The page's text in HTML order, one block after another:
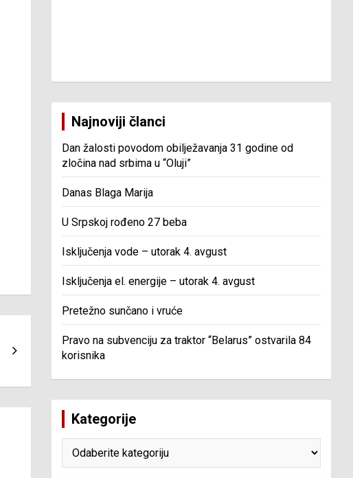
Najnoviji članci
Dan žalosti povodom obilježavanja 31 godine od
zločina nad srbima u “Oluji”
Danas Blaga Marija
U Srpskoj rođeno 27 beba
Isključenja vode – utorak 4. avgust
Isključenja el. energije – utorak 4. avgust
Pretežno sunčano i vruće
Pravo na subvenciju za traktor “Belarus” ostvarila 84
korisnika
Kategorije